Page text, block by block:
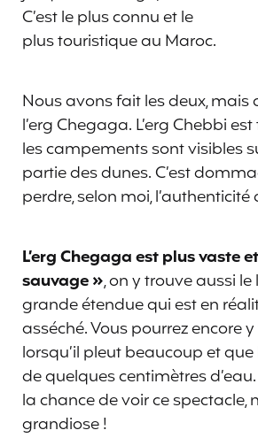
C’est le plus connu et le
plus touristique au Maroc.
Nous avons fait les deux, mais
l’erg Chegaga. L’erg Chebbi
les campements sont visibles
partie des dunes. C’est
perdre, selon moi, l’authenticité
L’erg Chegaga est plus vaste
sauvage », on y trouve aussi le
grande étendue qui est en
asséché. Vous pourrez encore
lorsqu’il pleut beaucoup et
de quelques centimètres d’eau.
la chance de voir ce spectacle,
grandiose !